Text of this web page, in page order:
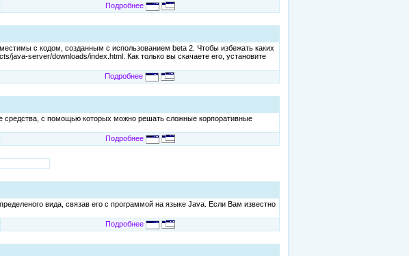
Подробнее
с кодом, созданным с использованием beta 2. Чтобы избежать каких
java-server/downloads/index.html. Как только вы скачаете его, установите
Подробнее
средства, с помощью которых можно решать сложные корпоративные
Подробнее
вида, связав его с программой на языке Java. Если Вам известно
Подробнее